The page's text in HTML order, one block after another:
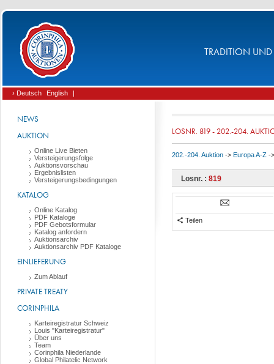
TRADITION UND
› Deutsch English |
NEWS
AUKTION
Online Live Bieten
Versteigerungsfolge
Auktionsvorschau
Ergebnislisten
Versteigerungsbedingungen
KATALOG
Online Katalog
PDF Kataloge
PDF Gebotsformular
Katalog anfordern
Auktionsarchiv
Auktionsarchiv PDF Kataloge
EINLIEFERUNG
Zum Ablauf
PRIVATE TREATY
CORINPHILA
Karteiregistratur Schweiz
Louis "Karteiregistratur"
Über uns
Team
Corinphila Niederlande
Global Philatelic Network
LOSNR. 819 - 202.-204.
202.-204. Auktion -> Europa A-Z -
Losnr. : 819
Teilen